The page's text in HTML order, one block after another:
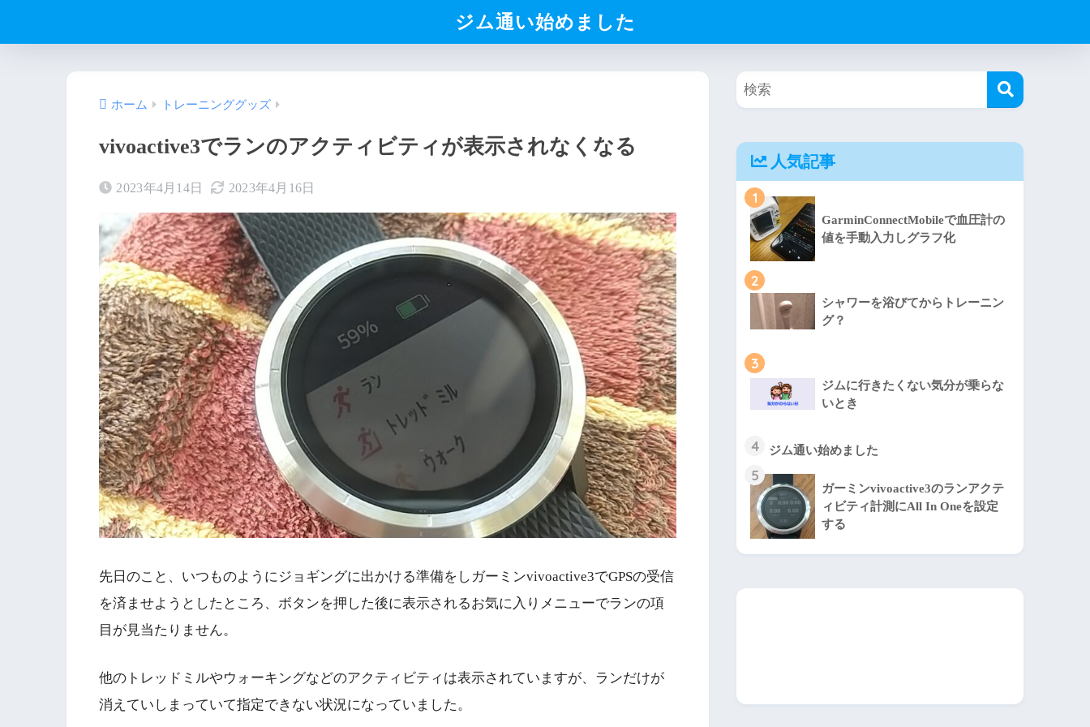
ジム通い始めました
ホーム トレーニンググッズ
vivoactive3でランのアクティビティが表示されなくなる
2023年4月14日 2023年4月16日
先日のこと、いつものようにジョギングに出かける準備をしガーミンvivoactive3でGPSの受信
を済ませようとしたところ、ボタンを押した後に表示されるお気に入りメニューでランの項
目が見当たりません。
他のトレッドミルやウォーキングなどのアクティビティは表示されていますが、ランだけが
消えていしまっていて指定できない状況になっていました。
人気記事
1
GarminConnectMobileで血圧計の
値を手動入力しグラフ化
2
シャワーを浴びてからトレーニン
グ？
3
ジムに行きたくない気分が乗らな
いとき
4 ジム通い始めました
5
ガーミンvivoactive3のランアクテ
ィビティ計測にAll In Oneを設定
する